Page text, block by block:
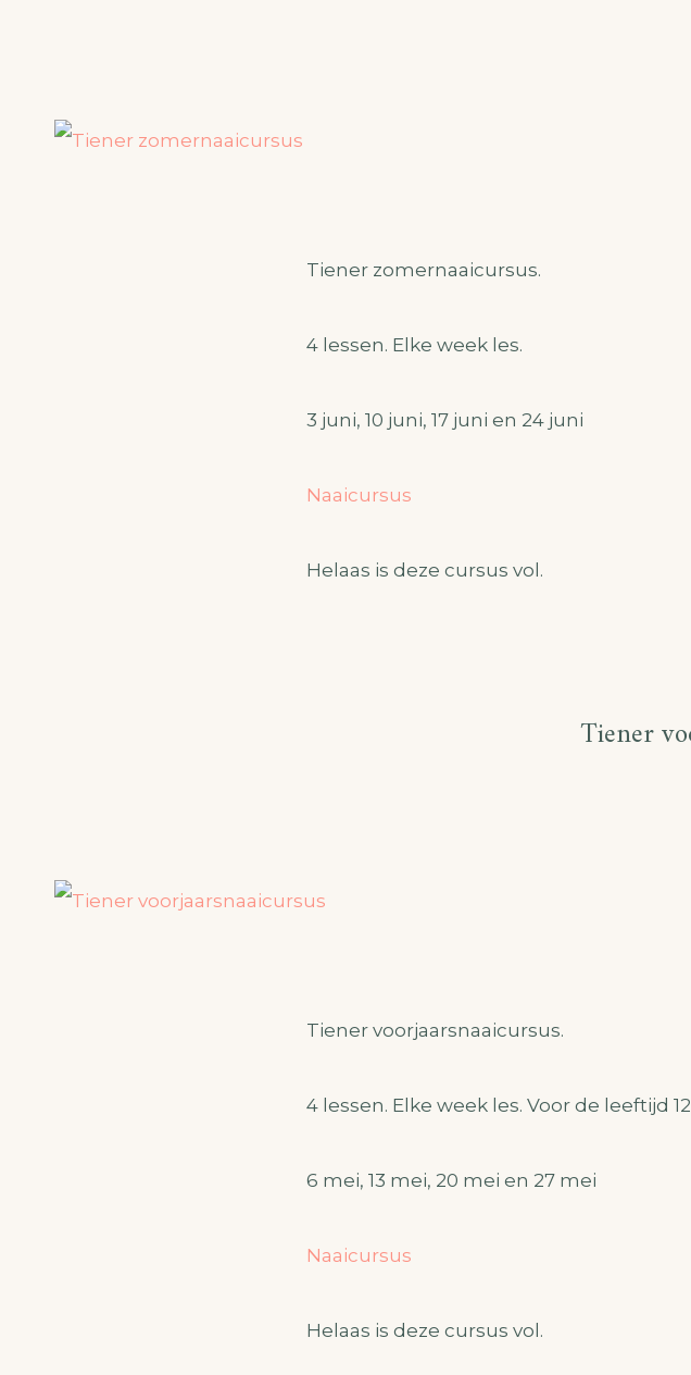
Tiener zomernaaicursus.
4 lessen. Elke week les.
3 juni, 10 juni, 17 juni en 24 juni
Naaicursus
Helaas is deze cursus vol.
Tiener
Tiener voorjaarsnaaicursus.
4 lessen. Elke week les. Voor de leeftijd
6 mei, 13 mei, 20 mei en 27 mei
Naaicursus
Helaas is deze cursus vol.